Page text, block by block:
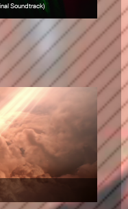
Soundtrack)